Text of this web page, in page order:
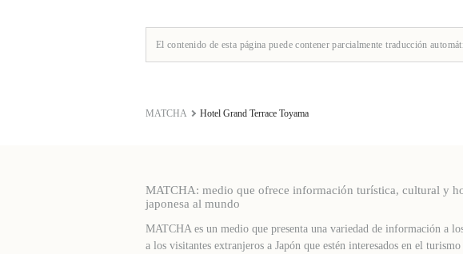
El contenido de esta página puede contener parcialmente traducción
MATCHA Hotel Grand Terrace Toyama
MATCHA: medio que ofrece información turística, cultural y
japonesa al mundo
MATCHA es un medio que presenta una variedad de información a
a los visitantes extranjeros a Japón que estén interesados ​​en el turismo